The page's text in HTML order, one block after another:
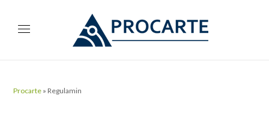
Procarte » Regulamin